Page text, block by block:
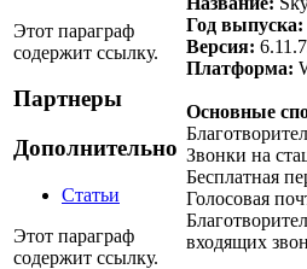
Этот параграф
содержит ссылку.
Партнеры
Дополнительно
Статьи
Этот параграф
содержит ссылку.
Год выпуска:
Версия:
Платформа:
Основные
Звонки на
Бесплатная
Голосовая
входящих